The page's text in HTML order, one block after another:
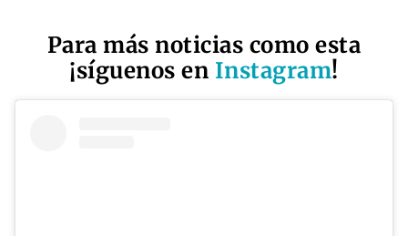
Para más noticias como esta
¡síguenos en Instagram!